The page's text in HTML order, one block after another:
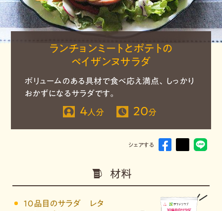
ランチョンミートとポテトの
ペイザンヌサラダ
ボリュームのある具材で食べ応え満点、しっかり
おかずになるサラダです。
4人分 20分
シェアする
材料
１０品目のサラダ レタ